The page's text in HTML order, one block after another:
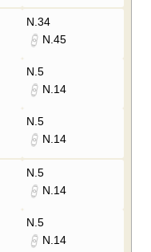
N.34
N.45
N.5
N.14
N.5
N.14
N.5
N.14
N.5
N.14